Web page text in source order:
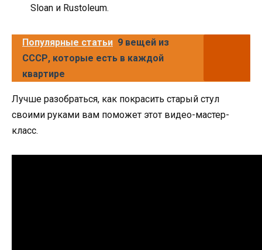
Sloan и Rustoleum.
Популярные статьи 9 вещей из
СССР, которые есть в каждой
квартире
Лучше разобраться, как покрасить старый стул
своими руками вам поможет этот видео-мастер-
класс.